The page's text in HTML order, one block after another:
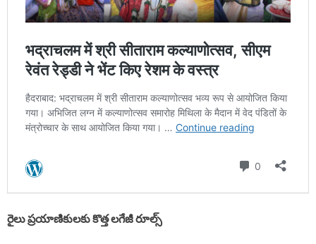
రైలు ప్రయాణికులకు కొత్త లగేజీరూల్స్